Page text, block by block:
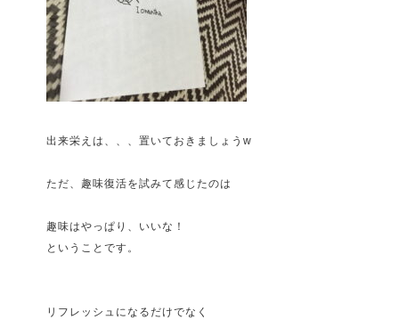
出来栄えは、、、置いておきましょうw
ただ、趣味復活を試みて感じたのは
趣味はやっぱり、いいな！
ということです。
リフレッシュになるだけでなく